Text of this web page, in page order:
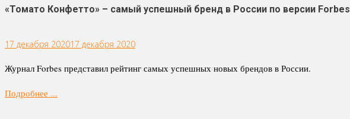
«Томато Конфетто» – самый успешный бренд в России по версии Forbes
17 декабря 202017 декабря 2020
Журнал Forbes представил рейтинг самых успешных новых брендов в России.
Подробнее ...